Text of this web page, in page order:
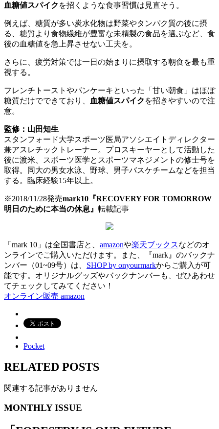
血糖値スパイク を招くような食事習慣は見直そう。
例えば、糖質が多い炭水化物は野菜やタンパク質の後に摂
る、糖質より食物繊維が豊富な未精製の食品を選ぶなど、食
後の血糖値を急上昇させない工夫を。
さらに、疲労対策では一日の始まりに摂取する朝食を最も重
視する。
フレンチトーストやパンケーキといった「甘い朝食」はほぼ
糖質だけでできており、
血糖値スパイク を招きやすいので注
意。
監修：山田知生
スタンフォード大学スポーツ医局アソシエイトディレクター
兼アスレチックトレーナー。プロスキーヤーとして活動した
後に渡米、スポーツ医学とスポーツマネジメントの修士号を
取得。同大の男女水泳、野球、男子バスケチームなどを担当
する。臨床経験15年以上。
※2018/11/28発売mark10『RECOVERY FOR TOMORROW
明日のために本当の休息』 転載記事
「mark 10」は全国書店と、 amazonや楽天ブックスなどのオ
ンラインでご購入いただけます。また、『mark』のバックナ
ンバー（01~09号）は、 SHOP by onyourmarkからご購入が可
能です。オリジナルグッズやバックナンバーも、ぜひあわせ
てチェックしてみてください！
オンライン販売 amazon
Pocket
RELATED POSTS
関連する記事がありません
MONTHLY ISSUE